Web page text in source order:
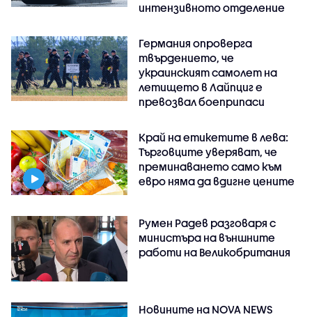
интензивното отделение
Германия опроверга
твърдението, че
украинският самолет на
летището в Лайпциг е
превозвал боеприпаси
Край на етикетите в лева:
Търговците уверяват, че
преминаването само към
евро няма да вдигне цените
Румен Радев разговаря с
министъра на външните
работи на Великобритания
Новините на NOVA NEWS